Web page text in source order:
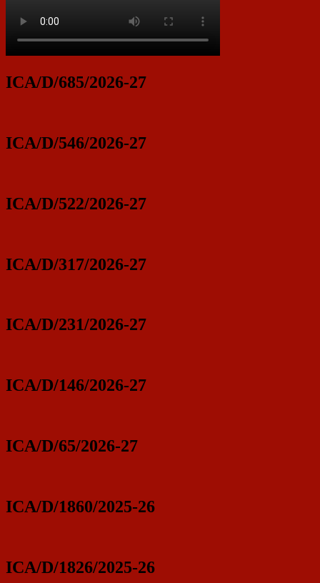
ICA/D/685/2026-27
ICA/D/546/2026-27
ICA/D/522/2026-27
ICA/D/317/2026-27
ICA/D/231/2026-27
ICA/D/146/2026-27
ICA/D/65/2026-27
ICA/D/1860/2025-26
ICA/D/1826/2025-26